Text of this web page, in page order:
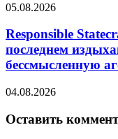
05.08.2026
Responsible
последнем
бессмысленную
04.08.2026
Оставить